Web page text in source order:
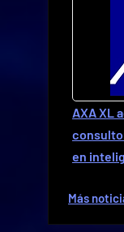
AXA XL
en
Más